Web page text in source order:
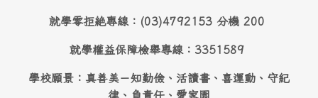
就學零拒絶專線：(03)4792153 分機 200
就學權益保障檢舉專線：3351589
學校願景：真善美－知勤儉、活讀書、喜運動、守紀
律、負責任、愛家園